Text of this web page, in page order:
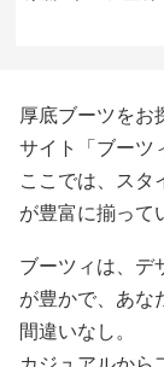
厚底ブーツをお
サイト「ブーツ
ここでは、スタ
が豊富に揃って
ブーツィは、デ
が豊かで、あな
間違いなし。